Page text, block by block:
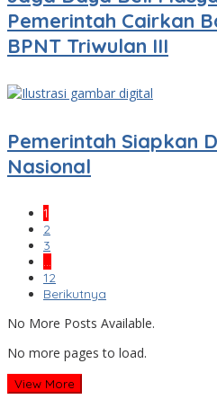
Pemerintah Cairkan
BPNT Triwulan III
Pemerintah Siapkan
Nasional
1
2
3
…
12
Berikutnya
No More Posts Available.
No more pages to load.
View More